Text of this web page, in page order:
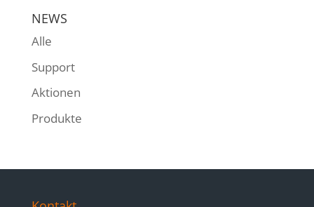
NEWS
Alle
Support
Aktionen
Produkte